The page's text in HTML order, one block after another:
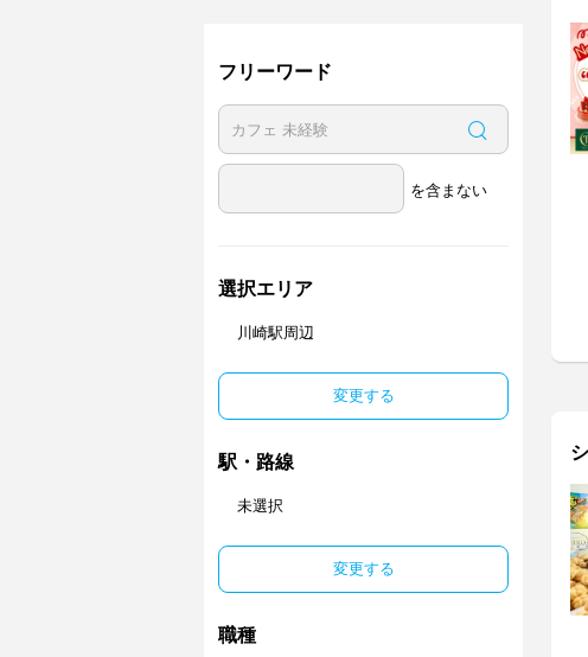
フリーワード
を含まない
選択エリア
川崎駅周辺
変更する
駅・路線
未選択
変更する
職種